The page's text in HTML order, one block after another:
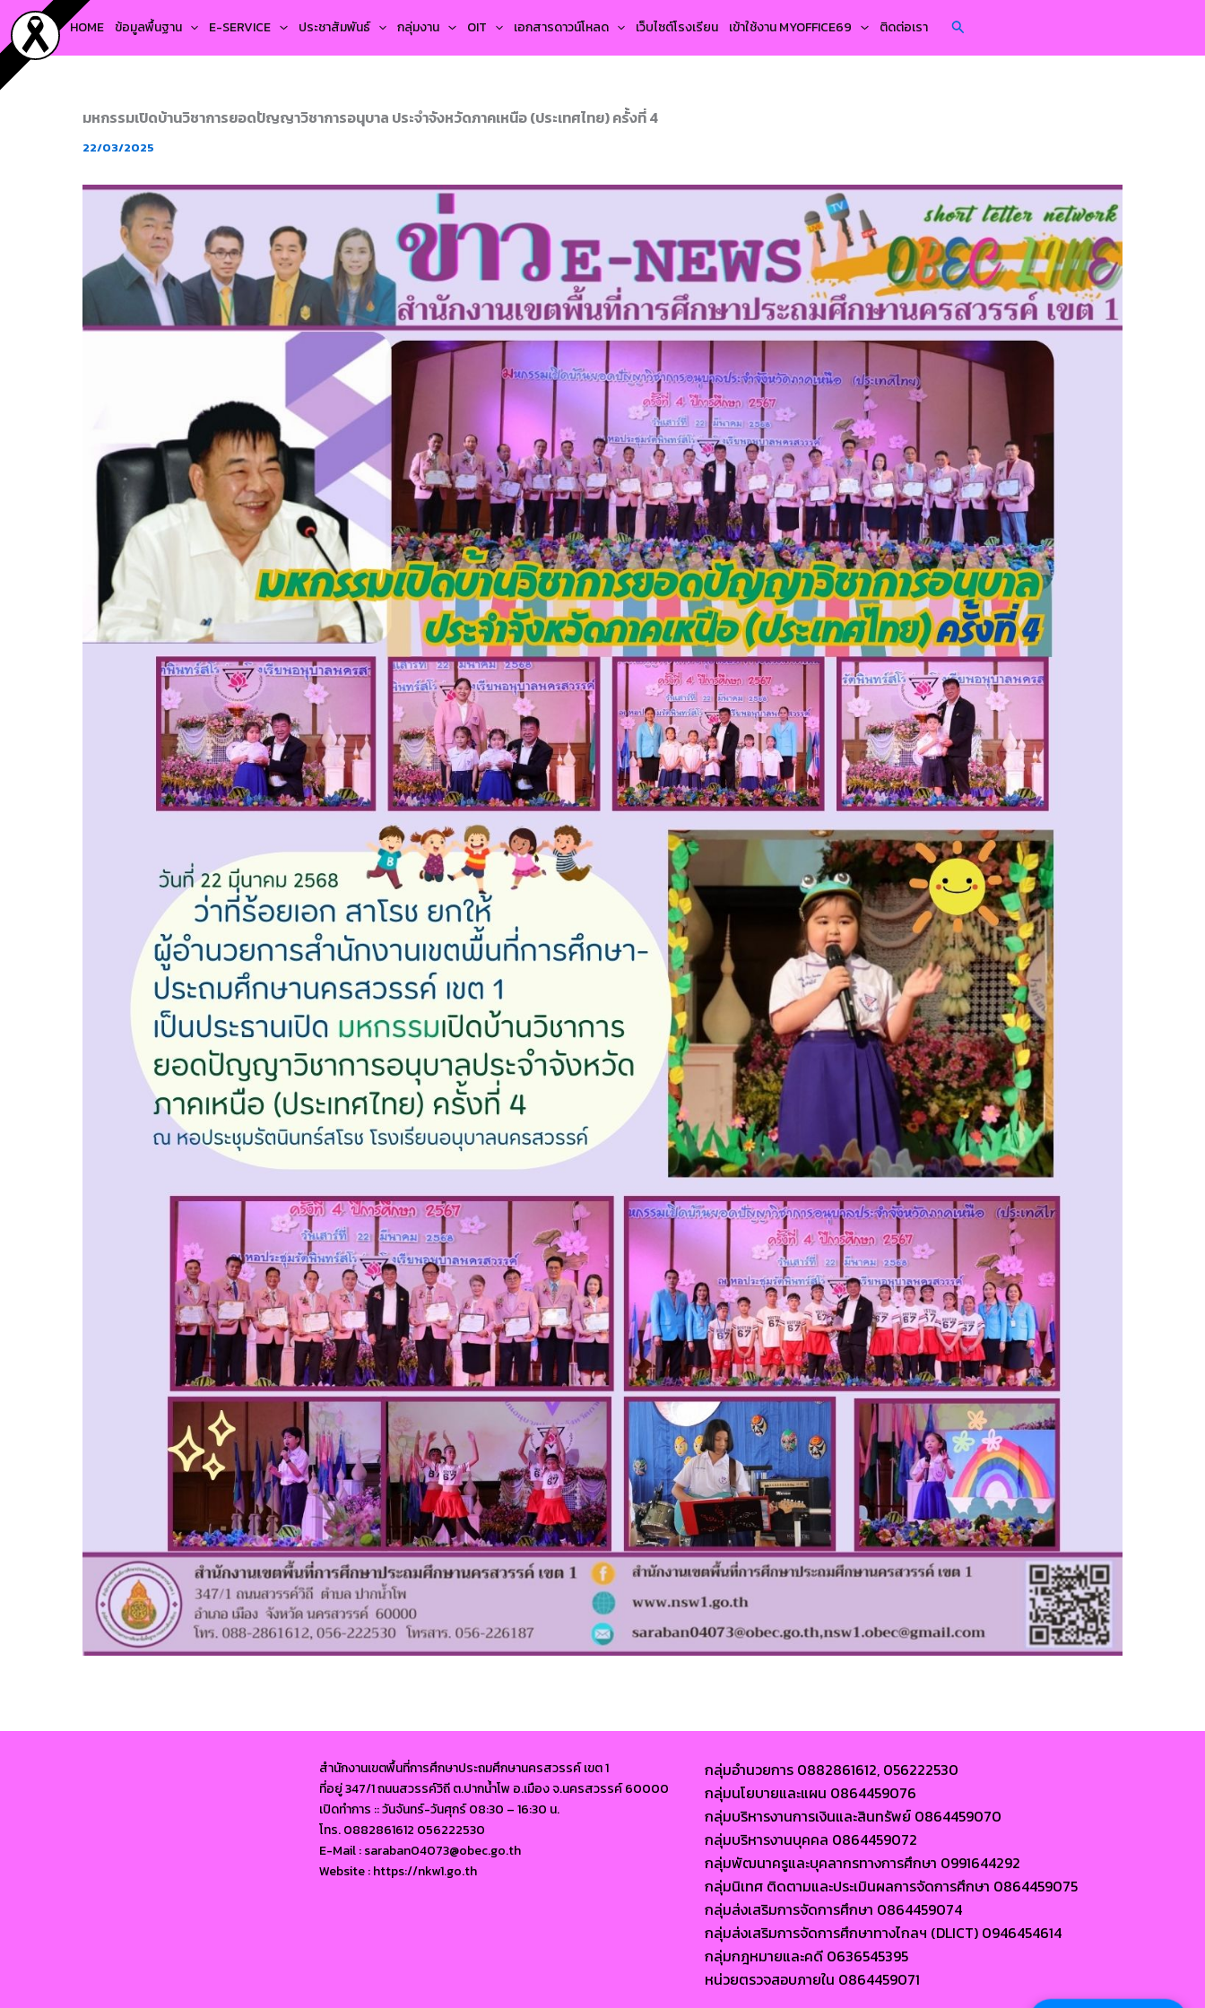
Skip
to
content
HOME ข้อมูลพื้นฐาน E-SERVICE ประชาสัมพันธ์ กลุ่มงาน OIT เอกสารดาวน์โหลด เว็บไซต์โรงเรียน เข้าใช้งาน MYOFFICE69 ติดต่อเรา Search
มหกรรมเปิดบ้านวิชาการยอดปัญญาวิชาการอนุบาล ประจำจังหวัดภาคเหนือ (ประเทศไทย) ครั้งที่ 4
22/03/2025
สำนักงานเขตพื้นที่การศึกษาประถมศึกษานครสวรรค์ เขต 1
ที่อยู่ 347/1 ถนนสวรรค์วิถี ต.ปากน้ำโพ อ.เมือง จ.นครสวรรค์ 60000
เปิดทำการ :: วันจันทร์-วันศุกร์ 08:30 – 16:30 น.
โทร. 0882861612 056222530
E-Mail : saraban04073@obec.go.th
Website : https://nkw1.go.th
กลุ่มอำนวยการ 0882861612, 056222530
กลุ่มนโยบายและแผน 0864459076
กลุ่มบริหารงานการเงินและสินทรัพย์ 0864459070
กลุ่มบริหารงานบุคคล 0864459072
กลุ่มพัฒนาครูและบุคลากรทางการศึกษา 0991644292
กลุ่มนิเทศ ติดตามและประเมินผลการจัดการศึกษา 0864459075
กลุ่มส่งเสริมการจัดการศึกษา 0864459074
กลุ่มส่งเสริมการจัดการศึกษาทางไกลฯ (DLICT) 0946454614
กลุ่มกฎหมายและคดี 0636545395
หน่วยตรวจสอบภายใน 0864459071